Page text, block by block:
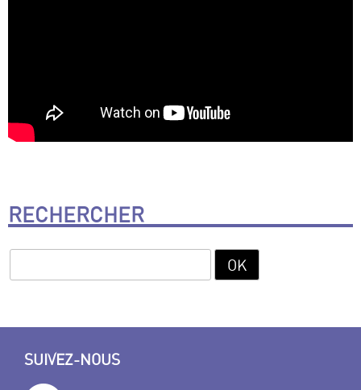
RECHERCHER
SUIVEZ-NOUS